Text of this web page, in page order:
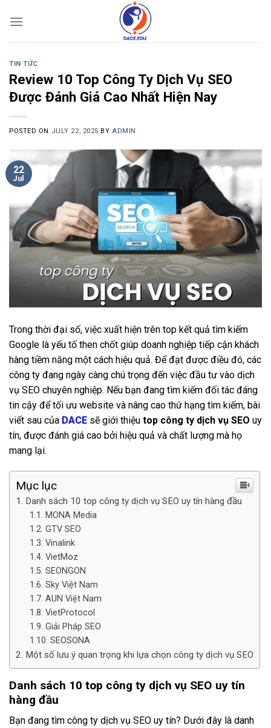
TIN TỨC
Review 10 Top Công Ty Dịch Vụ SEO
Được Đánh Giá Cao Nhất Hiện Nay
POSTED ON JULY 22, 2025 BY ADMIN
22
Jul
Trong thời đại số, việc xuất hiện trên top kết quả tìm kiếm
Google là yếu tố then chốt giúp doanh nghiệp tiếp cận khách
hàng tiềm năng một cách hiệu quả. Để đạt được điều đó, các
công ty đang ngày càng chú trọng đến việc đầu tư vào dịch
vụ SEO chuyên nghiệp. Nếu bạn đang tìm kiếm đối tác đáng
tin cậy để tối ưu website và nâng cao thứ hạng tìm kiếm, bài
viết sau của DACE sẽ giới thiệu top công ty dịch vụ SEO uy
tín, được đánh giá cao bởi hiệu quả và chất lượng mà họ
mang lại.
Mục lục
Danh sách 10 top công ty dịch vụ SEO uy tín hàng đầu
MONA Media
GTV SEO
Vinalink
VietMoz
SEONGON
Sky Việt Nam
AUN Việt Nam
VietProtocol
Giải Pháp SEO
SEOSONA
Một số lưu ý quan trọng khi lựa chọn công ty dịch vụ SEO
Danh sách 10 top công ty dịch vụ SEO uy tín
hàng đầu
Bạn đang tìm công ty dịch vụ SEO uy tín? Dưới đây là danh